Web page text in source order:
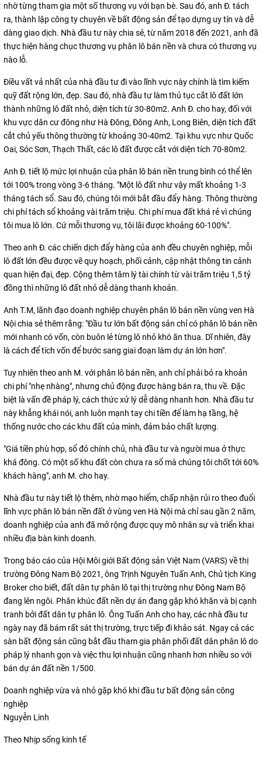
nhờ từng tham gia một số thương vụ với bạn bè. Sau đó, anh Đ. tách
ra, thành lập công ty chuyên về bất động sản để tạo dựng uy tín và dễ
dàng giao dịch. Nhà đầu tư này chia sẻ, từ năm 2018 đến 2021, anh đã
thực hiện hàng chục thương vụ phân lô bán nền và chưa có thương vụ
nào lỗ.
Điều vất vả nhất của nhà đầu tư đi vào lĩnh vực này chính là tìm kiếm
quỹ đất rộng lớn, đẹp. Sau đó, nhà đầu tư làm thủ tục cắt lô đất lớn
thành những lô đất nhỏ, diện tích từ 30-80m2. Anh Đ. cho hay, đối với
khu vực dân cư đông như Hà Đông, Đông Anh, Long Biên, diện tích đất
cắt chủ yếu thông thường từ khoảng 30-40m2. Tại khu vực như Quốc
Oai, Sóc Sơn, Thạch Thất, các lô đất được cắt với diện tích 70-80m2.
Anh Đ. tiết lộ mức lợi nhuận của phân lô bán nền trung bình có thể lên
tới 100% trong vòng 3-6 tháng. "Một lô đất như vậy mất khoảng 1-3
tháng tách sổ. Sau đó, chúng tôi mới bắt đầu đẩy hàng. Thông thường
chi phí tách sổ khoảng vài trăm triệu. Chi phí mua đất khá rẻ vì chúng
tôi mua lô lớn. Cứ mỗi thương vụ, tôi lãi được khoảng 60-100%".
Theo anh Đ. các chiến dịch đẩy hàng của anh đều chuyên nghiệp, mỗi
lô đất lớn đều được vẽ quy hoạch, phối cảnh, cập nhật thông tin cảnh
quan hiện đại, đẹp. Cộng thêm tâm lý tài chính từ vài trăm triệu 1,5 tỷ
đồng thì những lô đất nhỏ dễ dàng thanh khoản.
Anh T.M, lãnh đạo doanh nghiệp chuyên phân lô bán nền vùng ven Hà
Nội chia sẻ thêm rằng: "Đầu tư lớn bất động sản chỉ có phân lô bán nền
mới nhanh có vốn, còn buôn lẻ từng lô nhỏ khó ăn thua. Dĩ nhiên, đây
là cách để tích vốn để bước sang giai đoạn làm dự án lớn hơn".
Tuy nhiên theo anh M. với phân lô bán nền, anh chỉ phải bỏ ra khoản
chi phí "nhẹ nhàng", nhưng chủ động được hàng bán ra, thu về. Đặc
biệt là vấn đề pháp lý, cách thức xử lý dễ dàng nhanh hơn. Nhà đầu tư
này khẳng khái nói, anh luôn mạnh tay chi tiền để làm hạ tầng, hệ
thống nước cho các khu đất của mình, đảm bảo chất lượng.
"Giá tiền phù hợp, sổ đỏ chính chủ, nhà đầu tư và người mua ở thực
khá đông. Có một số khu đất còn chưa ra sổ mà chúng tôi chốt tới 60%
khách hàng", anh M. cho hay.
Nhà đầu tư này tiết lộ thêm, nhờ mạo hiểm, chấp nhận rủi ro theo đuổi
lĩnh vực phân lô bán nền đất ở vùng ven Hà Nội mà chỉ sau gần 2 năm,
doanh nghiệp của anh đã mở rộng được quy mô nhân sự và triển khai
nhiều địa bàn kinh doanh.
Trong báo cáo của Hội Môi giới Bất động sản Việt Nam (VARS) về thị
trường Đông Nam Bộ 2021, ông Trịnh Nguyên Tuấn Anh, Chủ tịch King
Broker cho biết, đất dân tự phân lô tại thị trường như Đông Nam Bộ
đang lên ngôi. Phân khúc đất nền dự án đang gặp khó khăn và bị cạnh
tranh bởi đất dân tự phân lô. Ông Tuấn Anh cho hay, các nhà đầu tư
ngày nay đã bám rất sát thị trường, trực tiếp đi khảo sát. Ngay cả các
sàn bất động sản cũng bắt đầu tham gia phân phối đất dân phân lô do
pháp lý nhanh gọn và việc thu lợi nhuận cũng nhanh hơn nhiều so với
bán dự án đất nền 1/500.
Doanh nghiệp vừa và nhỏ gặp khó khi đầu tư bất động sản công
nghiệp
Nguyễn Linh
Theo Nhịp sống kinh tế